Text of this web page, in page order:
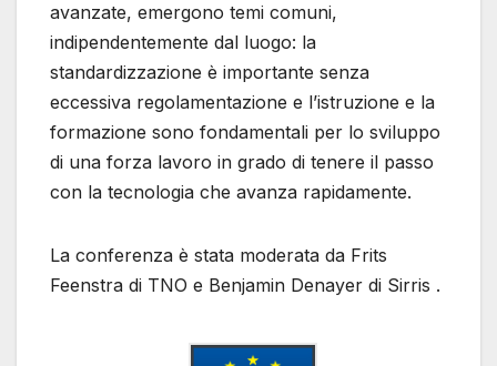
avanzate, emergono temi comuni,
indipendentemente dal luogo: la
standardizzazione è importante senza
eccessiva regolamentazione e l’istruzione e la
formazione sono fondamentali per lo sviluppo
di una forza lavoro in grado di tenere il passo
con la tecnologia che avanza rapidamente.
La conferenza è stata moderata da Frits
Feenstra di TNO e Benjamin Denayer di Sirris .